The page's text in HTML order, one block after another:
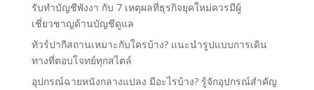
รับทำบัญชีพังงา กับ 7 เหตุผลที่ธุรกิจยุคใหม่ควรมีผู้
เชี่ยวชาญด้านบัญชีดูแล
ทัวร์ปากีสถานเหมาะกับใครบ้าง? แนะนำรูปแบบการเดิน
ทางที่ตอบโจทย์ทุกสไตล์
อุปกรณ์ฉายหนังกลางแปลง มีอะไรบ้าง? รู้จักอุปกรณ์สำคัญ